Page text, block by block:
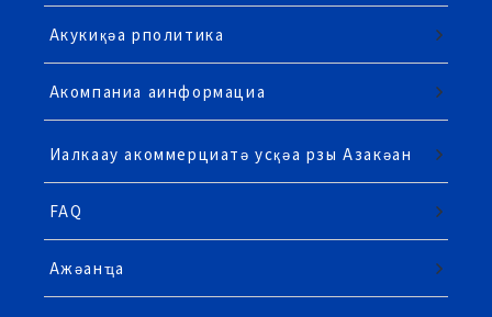
Акукиқәа рполитика
Акомпаниа аинформациа
Иалкаау акоммерциатә усқәа рзы Азакәан
FAQ
Ажәанҵа